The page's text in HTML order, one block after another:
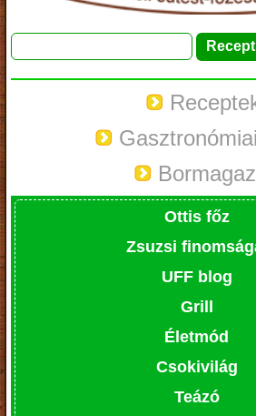
Ottis főz
Zsuzsi
UFF blog
Grill
Életmód
Csokivilág
Teázó